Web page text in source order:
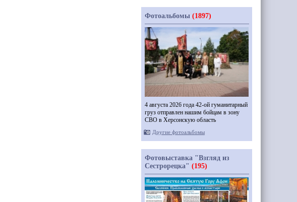
Фотоальбомы (1897)
4 августа 2026 года 42-ой гуманитарный
груз отправлен нашим бойцам в зону
СВО в Херсонскую область
Другие фотоальбомы
Фотовыставка "Взгляд из
Сестрорецка" (195)